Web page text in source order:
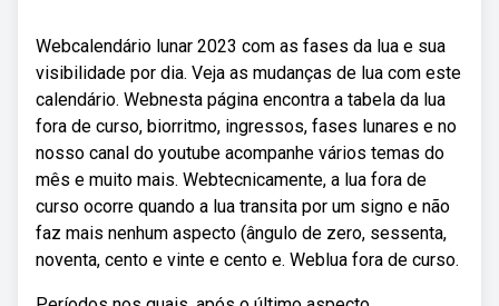
Webcalendário lunar 2023 com as fases da lua e sua
visibilidade por dia. Veja as mudanças de lua com este
calendário. Webnesta página encontra a tabela da lua
fora de curso, biorritmo, ingressos, fases lunares e no
nosso canal do youtube acompanhe vários temas do
mês e muito mais. Webtecnicamente, a lua fora de
curso ocorre quando a lua transita por um signo e não
faz mais nenhum aspecto (ângulo de zero, sessenta,
noventa, cento e vinte e cento e. Weblua fora de curso.